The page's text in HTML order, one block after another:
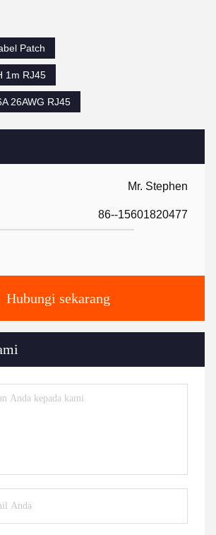
Mr. Stephen
86--15601820477
Hubungi sekarang
Patch
1m RJ45
26AWG RJ45